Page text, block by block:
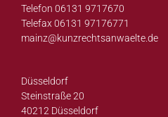
Telefon 06131 9717670
Telefax 06131 97176771
mainz@kunzrechtsanwaelte.de
Düsseldorf
Steinstraße 20
40212 Düsseldorf